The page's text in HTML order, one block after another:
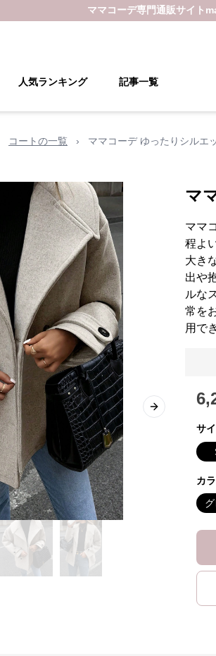
ママコーデ専門通販サイト
人気ランキング 記事一覧
コートの一覧 › ママコーデ ゆったりシルエ
Next slide
マ
ママ
程よ
大き
出や
ルな
常を
用で
サ
カ